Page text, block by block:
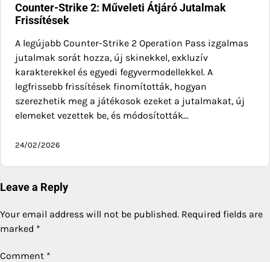
Counter-Strike 2: Műveleti Átjáró Jutalmak
Frissítések
A legújabb Counter-Strike 2 Operation Pass izgalmas
jutalmak sorát hozza, új skinekkel, exkluzív
karakterekkel és egyedi fegyvermodellekkel. A
legfrissebb frissítések finomították, hogyan
szerezhetik meg a játékosok ezeket a jutalmakat, új
elemeket vezettek be, és módosították…
24/02/2026
Leave a Reply
Your email address will not be published. Required fields are
marked *
Comment *